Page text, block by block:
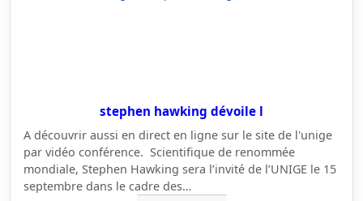
stephen hawking dévoile l
A découvrir aussi en direct en ligne sur le site de l'unige
par vidéo conférence. Scientifique de renommée
mondiale, Stephen Hawking sera l’invité de l’UNIGE le 15
septembre dans le cadre des…